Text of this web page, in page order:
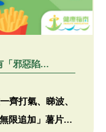
「邪惡陷
齊打氣、睇波、
限追加」薯片、